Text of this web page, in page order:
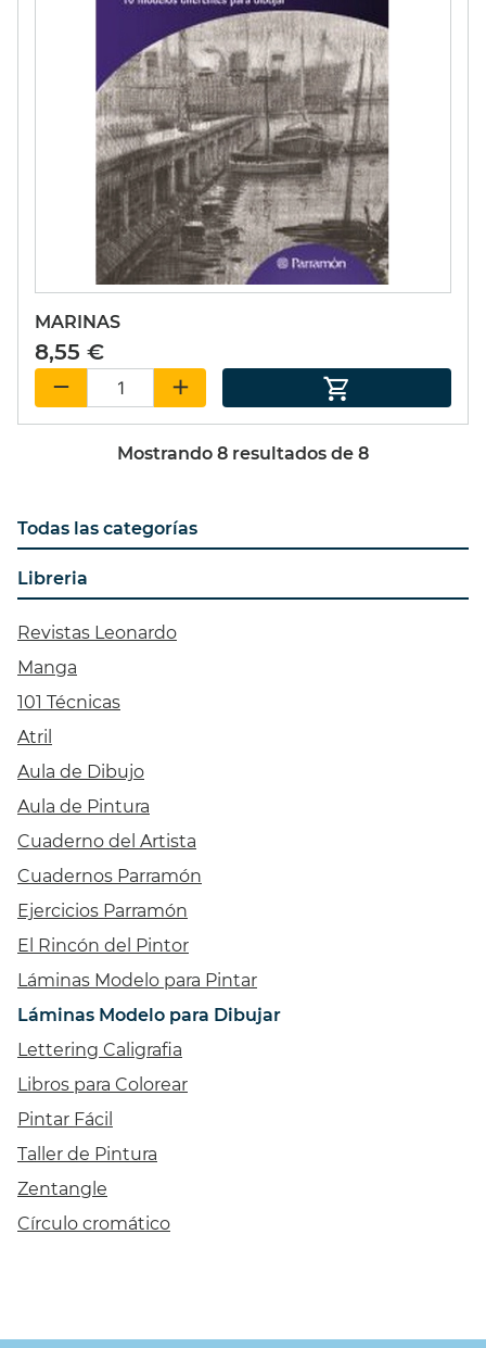
Todas las categorías
Libreria
Revistas Leonardo
Manga
101 Técnicas
Atril
Aula de Dibujo
Aula de Pintura
Cuaderno del Artista
Cuadernos Parramón
Ejercicios Parramón
El Rincón del Pintor
Láminas Modelo para Pintar
Láminas Modelo para Dibujar
Lettering Caligrafia
Libros para Colorear
Pintar Fácil
Taller de Pintura
Zentangle
Círculo cromático
MARINAS
8,55 €
Mostrando 8 resultados de 8